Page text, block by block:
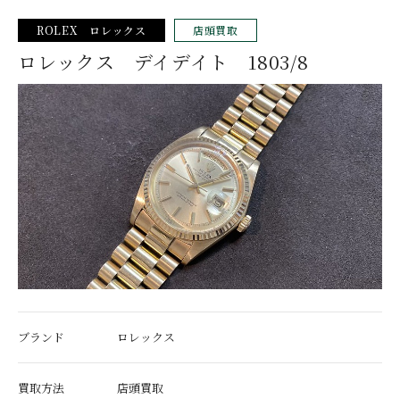
ROLEX ロレックス 店頭買取
ロレックス デイデイト 1803/8
ブランド ロレックス
買取方法 店頭買取